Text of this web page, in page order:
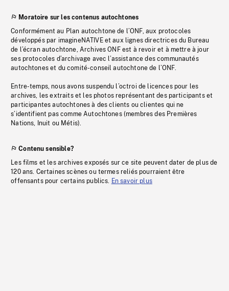
Moratoire sur les contenus autochtones
Conformément au Plan autochtone de l’ONF, aux protocoles
développés par imagineNATIVE et aux lignes directrices du Bureau
de l’écran autochtone, Archives ONF est à revoir et à mettre à jour
ses protocoles d’archivage avec l’assistance des communautés
autochtones et du comité-conseil autochtone de l’ONF.
Entre-temps, nous avons suspendu l’octroi de licences pour les
archives, les extraits et les photos représentant des participants et
participantes autochtones à des clients ou clientes qui ne
s’identifient pas comme Autochtones (membres des Premières
Nations, Inuit ou Métis).
Contenu sensible?
Les films et les archives exposés sur ce site peuvent dater de plus de
120 ans. Certaines scènes ou termes reliés pourraient être
offensants pour certains publics. En savoir plus